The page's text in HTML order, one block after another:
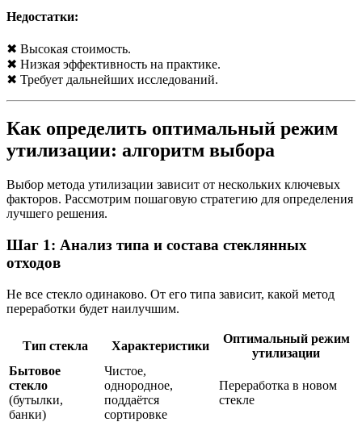
Недостатки:
✖ Высокая стоимость.
✖ Низкая эффективность на практике.
✖ Требует дальнейших исследований.
Как определить оптимальный режим
утилизации: алгоритм выбора
Выбор метода утилизации зависит от нескольких ключевых
факторов. Рассмотрим пошаговую стратегию для определения
лучшего решения.
Шаг 1: Анализ типа и состава стеклянных
отходов
Не все стекло одинаково. От его типа зависит, какой метод
переработки будет наилучшим.
Тип стекла Характеристики
Оптимальный режим
утилизации
Бытовое
стекло
(бутылки,
банки)
Чистое,
однородное,
поддаётся
сортировке
Переработка в новом
стекле